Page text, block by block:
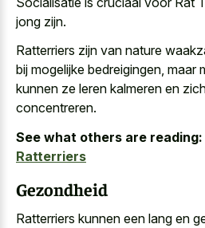
jong zijn.
Ratterriers zijn van nature
bij mogelijke bedreigingen, maar
kunnen ze leren kalmeren en
concentreren.
See what others are reading:
Ratterriers
Gezondheid
Ratterriers kunnen een lang en